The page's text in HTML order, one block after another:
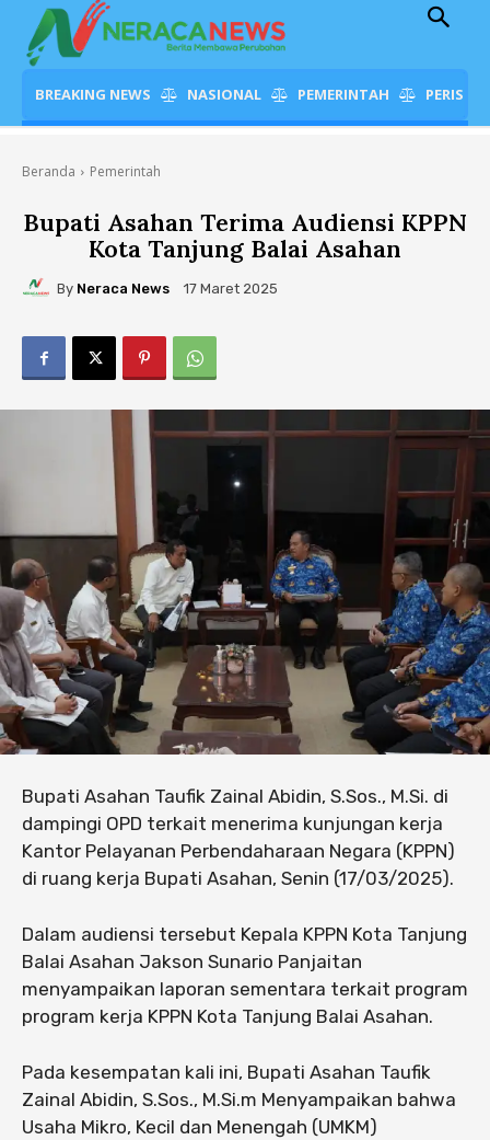
BREAKING NEWS NASIONAL PEMERINTAH
Beranda Pemerintah
Bupati Asahan Terima Audiensi KPPN
Kota Tanjung Balai Asahan
By Neraca News 17 Maret 2025
Bupati Asahan Taufik Zainal Abidin, S.Sos., M.Si. di
dampingi OPD terkait menerima kunjungan kerja
Kantor Pelayanan Perbendaharaan Negara (KPPN)
di ruang kerja Bupati Asahan, Senin (17/03/2025).
Dalam audiensi tersebut Kepala KPPN Kota Tanjung
Balai Asahan Jakson Sunario Panjaitan
menyampaikan laporan sementara terkait program
program kerja KPPN Kota Tanjung Balai Asahan.
Pada kesempatan kali ini, Bupati Asahan Taufik
Zainal Abidin, S.Sos., M.Si.m Menyampaikan bahwa
Usaha Mikro, Kecil dan Menengah (UMKM)